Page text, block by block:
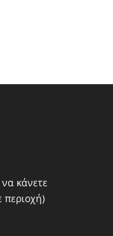
κάνετε
περιοχή)